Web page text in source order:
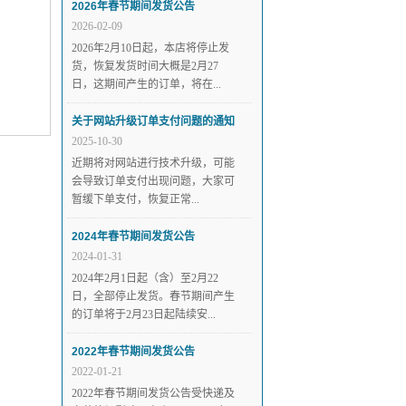
2026年春节期间发货公告
2026-02-09
2026年2月10日起，本店将停止发
货，恢复发货时间大概是2月27
日，这期间产生的订单，将在...
关于网站升级订单支付问题的通知
2025-10-30
近期将对网站进行技术升级，可能
会导致订单支付出现问题，大家可
暂缓下单支付，恢复正常...
2024年春节期间发货公告
2024-01-31
2024年2月1日起（含）至2月22
日，全部停止发货。春节期间产生
的订单将于2月23日起陆续安...
2022年春节期间发货公告
2022-01-21
2022年春节期间发货公告受快递及